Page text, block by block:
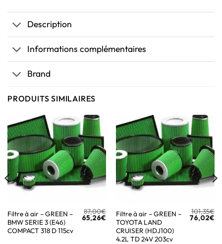
Description
Informations complémentaires
Brand
PRODUITS SIMILAIRES
Filtre à air – GREEN –
BMW SERIE 3 (E46)
COMPACT 318 D 115cv
87,00€
65,26€
Filtre à air – GREEN –
TOYOTA LAND
CRUISER (HDJ100)
4.2L TD 24V 203cv
101,35€
76,02€